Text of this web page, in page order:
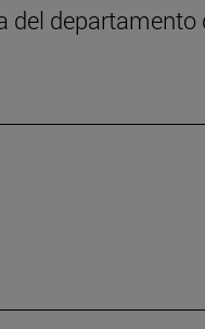
del departamento